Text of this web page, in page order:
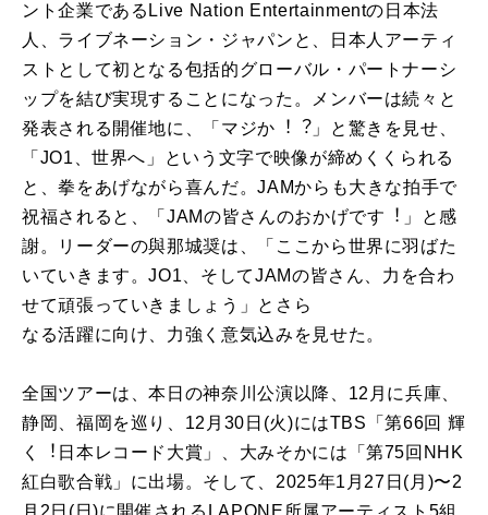
ント企業であるLive Nation Entertainmentの⽇本法
⼈、ライブネーション・ジャパンと、⽇本⼈アーティ
ストとして初となる包括的グローバル・パートナーシ
ップを結び実現することになった。メンバーは続々と
発表される開催地に、「マジか︕︖」と驚きを⾒せ、
「JO1、世界へ」という⽂字で映像が締めくくられる
と、拳をあげながら喜んだ。JAMからも⼤きな拍⼿で
祝福されると、「JAMの皆さんのおかげです︕」と感
謝。リーダーの與那城奨は、「ここから世界に⽻ばた
いていきます。JO1、そしてJAMの皆さん、⼒を合わ
せて頑張っていきましょう」とさら
なる活躍に向け、⼒強く意気込みを見せた。
全国ツアーは、本⽇の神奈川公演以降、12⽉に兵庫、
静岡、福岡を巡り、12⽉30⽇(⽕)にはTBS「第66回 輝
く︕⽇本レコード⼤賞」、⼤みそかには「第75回NHK
紅⽩歌合戦」に出場。そして、2025年1⽉27⽇(⽉)〜2